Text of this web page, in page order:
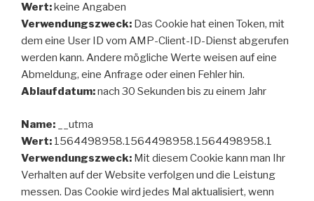
Wert:keine Angaben
Verwendungszweck: Das Cookie hat einen Token, mit
dem eine User ID vom AMP-Client-ID-Dienst abgerufen
werden kann. Andere mögliche Werte weisen auf eine
Abmeldung, eine Anfrage oder einen Fehler hin.
Ablaufdatum:nach 30 Sekunden bis zu einem Jahr
Name: __utma
Wert: 1564498958.1564498958.1564498958.1
Verwendungszweck: Mit diesem Cookie kann man Ihr
Verhalten auf der Website verfolgen und die Leistung
messen. Das Cookie wird jedes Mal aktualisiert, wenn